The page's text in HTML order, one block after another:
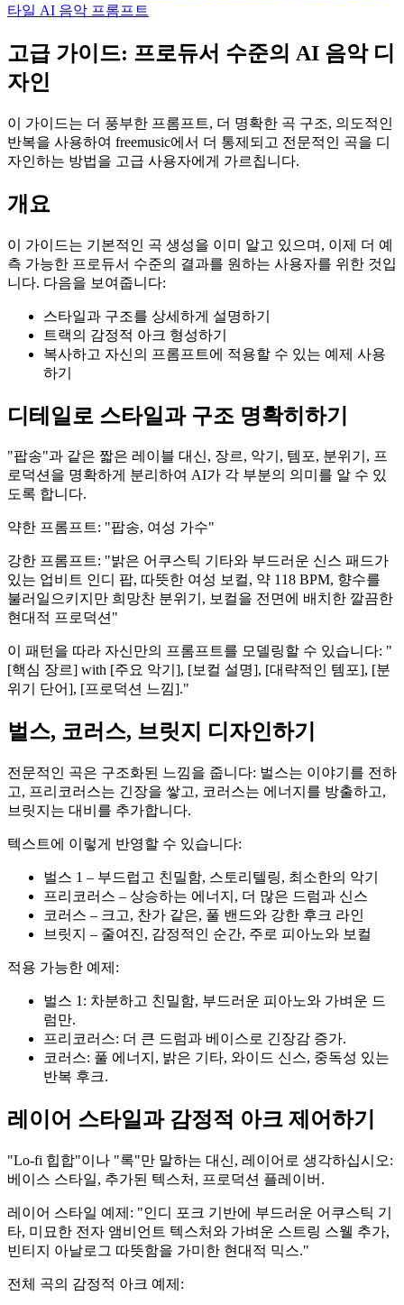
타일 AI 음악 프롬프트
고급 가이드: 프로듀서 수준의 AI 음악 디
자인
이 가이드는 더 풍부한 프롬프트, 더 명확한 곡 구조, 의도적인
반복을 사용하여 freemusic에서 더 통제되고 전문적인 곡을 디
자인하는 방법을 고급 사용자에게 가르칩니다.
개요
이 가이드는 기본적인 곡 생성을 이미 알고 있으며, 이제 더 예
측 가능한 프로듀서 수준의 결과를 원하는 사용자를 위한 것입
니다. 다음을 보여줍니다:
스타일과 구조를 상세하게 설명하기
트랙의 감정적 아크 형성하기
복사하고 자신의 프롬프트에 적용할 수 있는 예제 사용
하기
디테일로 스타일과 구조 명확히하기
"팝송"과 같은 짧은 레이블 대신, 장르, 악기, 템포, 분위기, 프
로덕션을 명확하게 분리하여 AI가 각 부분의 의미를 알 수 있
도록 합니다.
약한 프롬프트: "팝송, 여성 가수"
강한 프롬프트: "밝은 어쿠스틱 기타와 부드러운 신스 패드가
있는 업비트 인디 팝, 따뜻한 여성 보컬, 약 118 BPM, 향수를
불러일으키지만 희망찬 분위기, 보컬을 전면에 배치한 깔끔한
현대적 프로덕션"
이 패턴을 따라 자신만의 프롬프트를 모델링할 수 있습니다: "
[핵심 장르] with [주요 악기], [보컬 설명], [대략적인 템포], [분
위기 단어], [프로덕션 느낌]."
벌스, 코러스, 브릿지 디자인하기
전문적인 곡은 구조화된 느낌을 줍니다: 벌스는 이야기를 전하
고, 프리코러스는 긴장을 쌓고, 코러스는 에너지를 방출하고,
브릿지는 대비를 추가합니다.
텍스트에 이렇게 반영할 수 있습니다:
벌스 1 – 부드럽고 친밀함, 스토리텔링, 최소한의 악기
프리코러스 – 상승하는 에너지, 더 많은 드럼과 신스
코러스 – 크고, 찬가 같은, 풀 밴드와 강한 후크 라인
브릿지 – 줄여진, 감정적인 순간, 주로 피아노와 보컬
적용 가능한 예제:
벌스 1: 차분하고 친밀함, 부드러운 피아노와 가벼운 드
럼만.
프리코러스: 더 큰 드럼과 베이스로 긴장감 증가.
코러스: 풀 에너지, 밝은 기타, 와이드 신스, 중독성 있는
반복 후크.
레이어 스타일과 감정적 아크 제어하기
"Lo-fi 힙합"이나 "록"만 말하는 대신, 레이어로 생각하십시오:
베이스 스타일, 추가된 텍스처, 프로덕션 플레이버.
레이어 스타일 예제: "인디 포크 기반에 부드러운 어쿠스틱 기
타, 미묘한 전자 앰비언트 텍스처와 가벼운 스트링 스웰 추가,
빈티지 아날로그 따뜻함을 가미한 현대적 믹스."
전체 곡의 감정적 아크 예제: